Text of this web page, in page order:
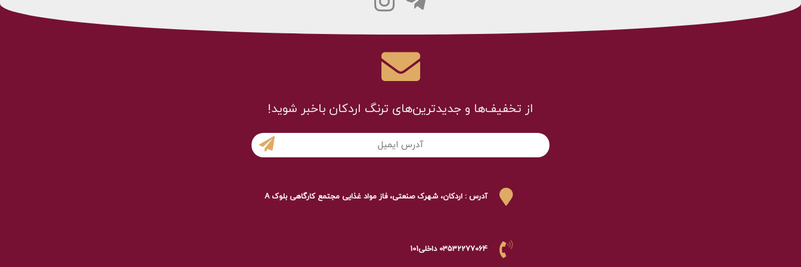
از تخفیف‌ها و جدیدترین‌های ترنگ اردکان باخبر شوید!
آدرس : اردکان، شهرک صنعتی، فاز مواد غذایی مجتمع کارگاهی بلوک A
03532277064 داخلی101